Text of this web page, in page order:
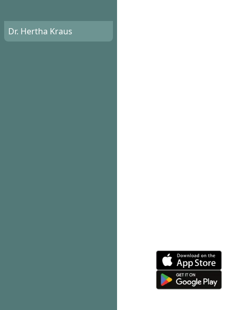
Dr. Hertha Kraus